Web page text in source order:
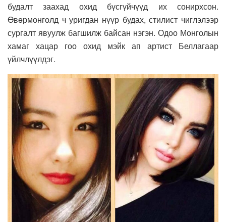
будалт заахад охид бүсгүйчүүд их сонирхсон.
Өвөрмонголд ч уригдан нүүр будах, стилист чиглэлээр
сургалт явуулж багшилж байсан нэгэн. Одоо Монголын
хамаг хацар гоо охид мэйк ап артист Беллагаар
үйлчлүүлдэг.